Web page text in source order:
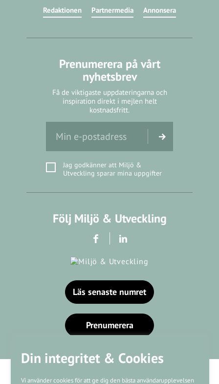
Din integritet & Cookies
Vi använder cookies för att ge dig den bästa användarupplevelsen
Redaktionen Partnermedia Annonsera
Prenumerera på vårt
nyhetsbrev
Få de viktigaste uppdateringarna och
inspiration direkt i mejlen helt
kostnadsfritt.
Jag godkänner att Miljö &
Utveckling sparar mina uppgifter
Följ Miljö & Utveckling
Läs senaste numret
Prenumerera